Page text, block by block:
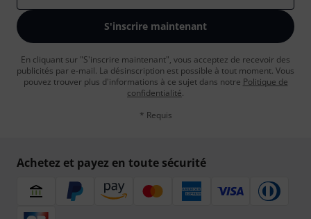
S'inscrire maintenant
En cliquant sur "S'inscrire maintenant", vous acceptez de recevoir des
publicités par e-mail. La désinscription est possible à tout moment. Vous
pouvez trouver plus d'informations à ce sujet dans notre Politique de
confidentialité.
* Requis
Achetez et payez en toute sécurité